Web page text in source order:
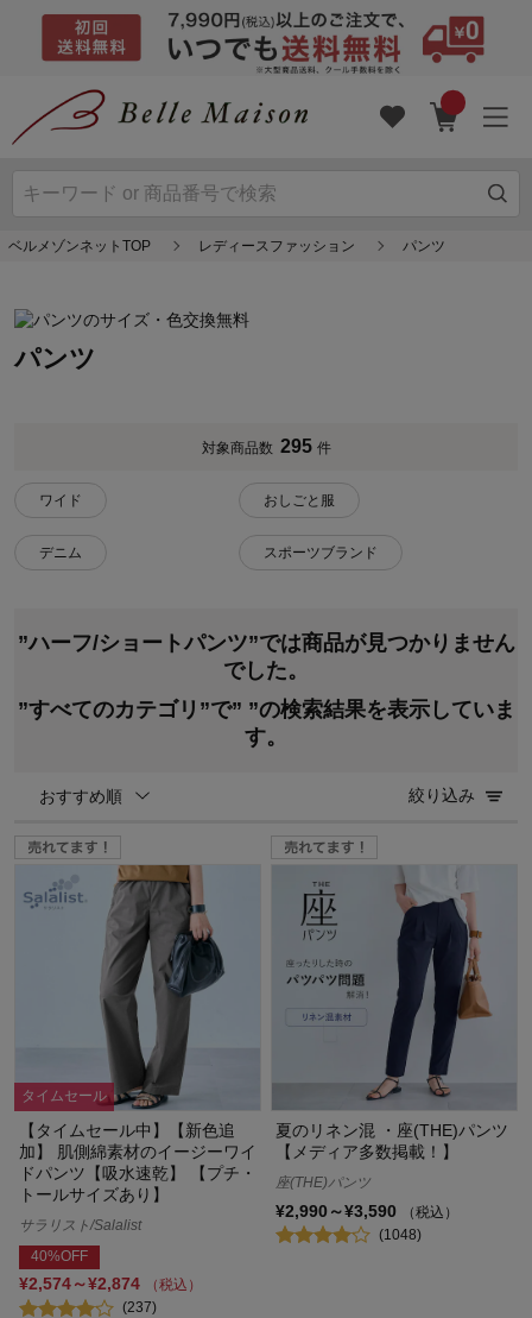
ベルメゾンネットTOP レディースファッション パンツ
パンツ
対象商品数 295 件
ワイド
デニム
おしごと服
スポーツブランド
”ハーフ/ショートパンツ”では商品が見つかりません
でした。
”すべてのカテゴリ”で” ”の検索結果を表示していま
す。
おすすめ順 絞り込み
タイムセール
【タイムセール中】【新色追
加】 肌側綿素材のイージーワイ
ドパンツ【吸水速乾】 【プチ・
トールサイズあり】
サラリスト/Salalist
40%OFF
¥2,574～¥2,874
（税込）
(237)
夏のリネン混 ・座(THE)パンツ
【メディア多数掲載！】
座(THE)パンツ
¥2,990～¥3,590
（税込）
(1048)